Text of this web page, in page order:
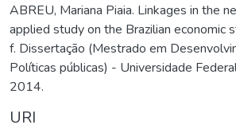
ABREU, Mariana Piaia. Linkages in the
applied study on the Brazilian economic
f. Dissertação (Mestrado em
Políticas públicas) - Universidade
2014.
URI